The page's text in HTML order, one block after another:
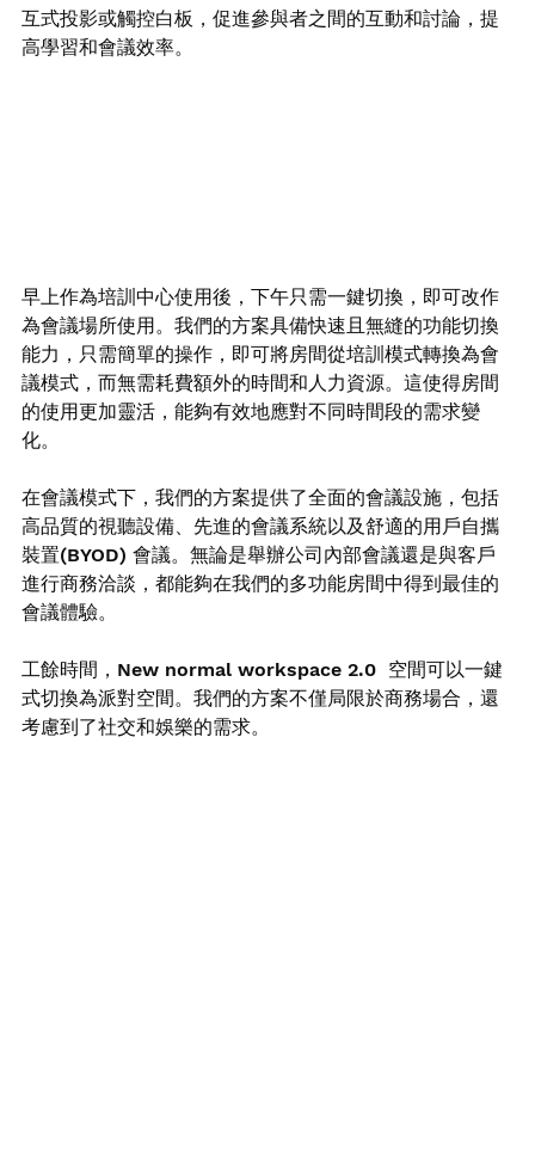
互式投影或觸控白板，促進參與者之間的互動和討論，提
高學習和會議效率。
早上作為培訓中心使用後，下午只需一鍵切換，即可改作
為會議場所使用。我們的方案具備快速且無縫的功能切換
能力，只需簡單的操作，即可將房間從培訓模式轉換為會
議模式，而無需耗費額外的時間和人力資源。這使得房間
的使用更加靈活，能夠有效地應對不同時間段的需求變
化。
在會議模式下，我們的方案提供了全面的會議設施，包括
高品質的視聽設備、先進的會議系統以及舒適的用戶自攜
裝置(BYOD) 會議。無論是舉辦公司內部會議還是與客戶
進行商務洽談，都能夠在我們的多功能房間中得到最佳的
會議體驗。
工餘時間，New normal workspace 2.0  空間可以一鍵
式切換為派對空間。我們的方案不僅局限於商務場合，還
考慮到了社交和娛樂的需求。